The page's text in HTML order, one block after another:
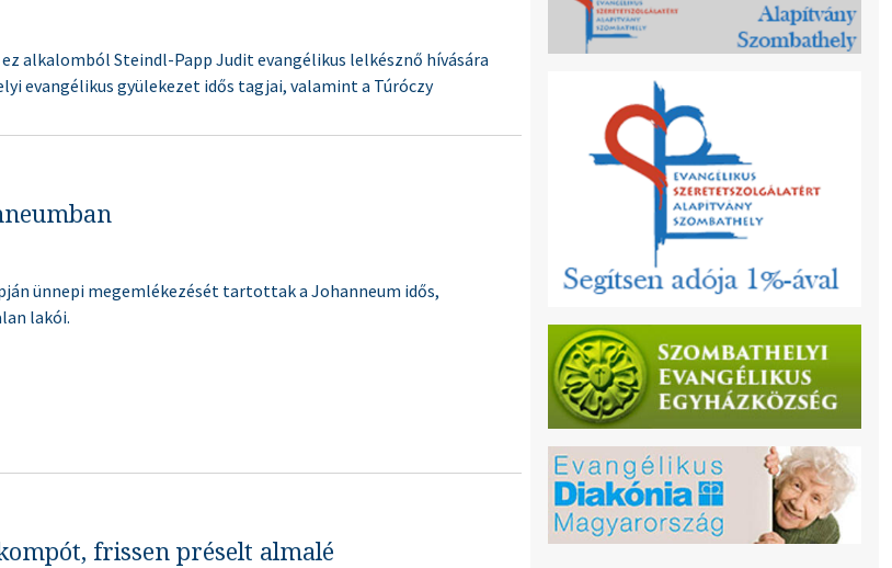
alkalomból Steindl-Papp Judit evangélikus lelkésznő hívására
evangélikus gyülekezet idős tagjai, valamint a Túróczy
ünnepi megemlékezését tartottak a Johanneum idős,
lakói.
frissen préselt almalé